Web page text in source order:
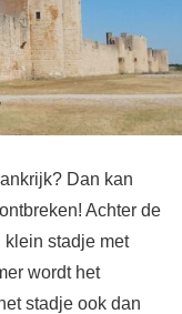
Dan kan
Achter de
stadje met
wordt het
stadje ook dan